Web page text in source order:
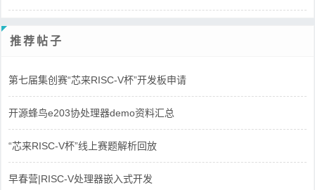
推荐帖子
第七届集创赛“芯来RISC-V杯”开发板申请
开源蜂鸟e203协处理器demo资料汇总
“芯来RISC-V杯”线上赛题解析回放
早春营|RISC-V处理器嵌入式开发